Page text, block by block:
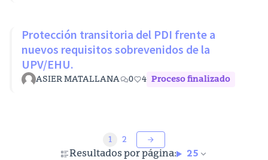
Protección transitoria del PDI frente a
nuevos requisitos sobrevenidos de la
UPV/EHU.
ASIER MATALLANA 0 4 Proceso finalizado
Resultados por página: 25
1 2